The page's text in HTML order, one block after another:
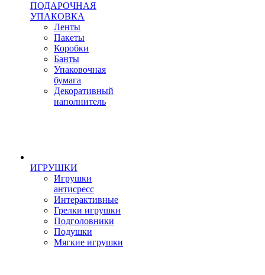
ПОДАРОЧНАЯ
УПАКОВКА
Ленты
Пакеты
Коробки
Банты
Упаковочная
бумага
Декоративный
наполнитель
ИГРУШКИ
Игрушки
антисресс
Интерактивные
Грелки игрушки
Подголовники
Подушки
Мягкие игрушки